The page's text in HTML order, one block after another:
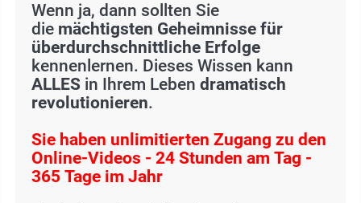
Wenn ja, dann sollten Sie
die mächtigsten Geheimnisse für
überdurchschnittliche Erfolge
kennenlernen. Dieses Wissen kann
ALLES in Ihrem Leben dramatisch
revolutionieren.
Sie haben unlimitierten Zugang zu den
Online-Videos - 24 Stunden am Tag -
365 Tage im Jahr